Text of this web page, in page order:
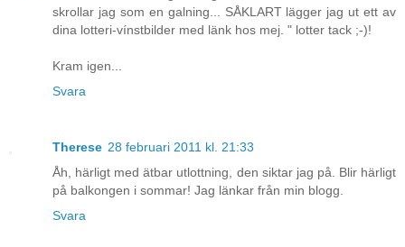
skrollar jag som en galning... SÅKLART lägger jag ut ett av
dina lotteri-vínstbilder med länk hos mej. " lotter tack ;-)!
Kram igen...
Svara
Therese 28 februari 2011 kl. 21:33
Åh, härligt med ätbar utlottning, den siktar jag på. Blir härligt
på balkongen i sommar! Jag länkar från min blogg.
Svara